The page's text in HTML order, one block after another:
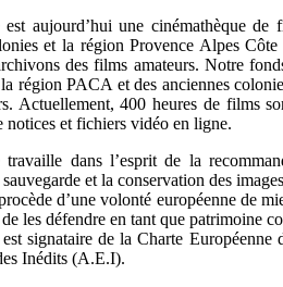
est aujourd’hui une cinémathèque de
et la région Provence Alpes
des films amateurs. Notre
région PACA et des anciennes
Actuellement, 400 heures de films
notices et fichiers vidéo en ligne.
travaille dans l’esprit de la
et la conservation des
d’une volonté européenne de
les défendre en tant que patrimoine
est signataire de la Charte
Inédits (A.E.I).